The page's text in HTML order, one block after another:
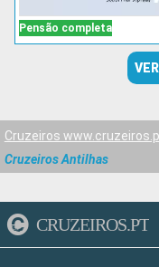
Pensão completa
Cruzeiros
Cruzeiros Antilhas
CRUZEIROS.PT